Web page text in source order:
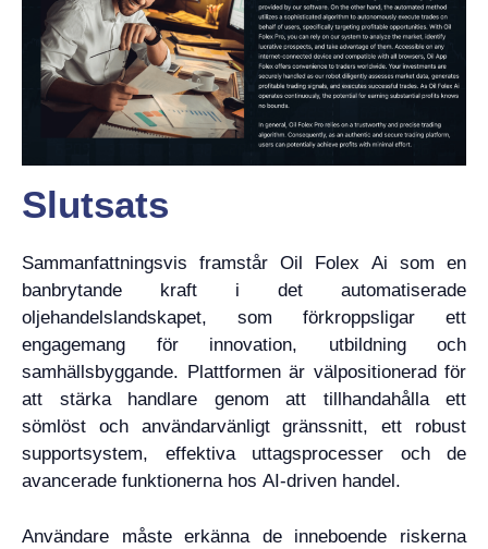
Slutsats
Sammanfattningsvis framstår Oil Folex Ai som en
banbrytande kraft i det automatiserade
oljehandelslandskapet, som förkroppsligar ett
engagemang för innovation, utbildning och
samhällsbyggande. Plattformen är välpositionerad för
att stärka handlare genom att tillhandahålla ett
sömlöst och användarvänligt gränssnitt, ett robust
supportsystem, effektiva uttagsprocesser och de
avancerade funktionerna hos AI-driven handel.
Användare måste erkänna de inneboende riskerna